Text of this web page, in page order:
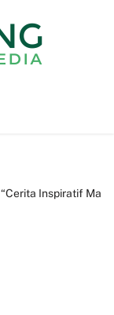
Inspiratif